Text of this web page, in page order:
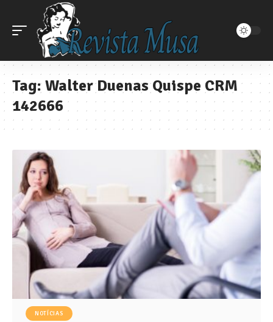
Tag:Walter Duenas Quispe CRM
142666
NOTÍCIAS